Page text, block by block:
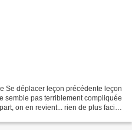
Se déplacer leçon précédente leçon
semble pas terriblement compliquée
on en revient... rien de plus facile